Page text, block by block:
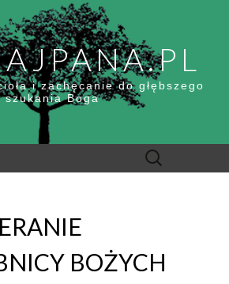
i zachęcanie do głębszego
szukania Boga
Szukaj:
BOŻYCH